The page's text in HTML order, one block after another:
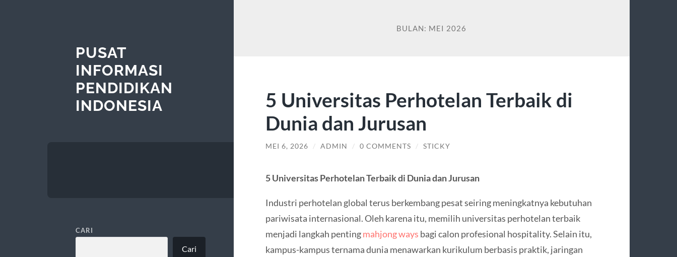
PUSAT
INFORMASI
PENDIDIKAN
INDONESIA
CARI
Cari
BULAN: MEI 2026
5 Universitas Perhotelan Terbaik di
Dunia dan Jurusan
MEI 6, 2026 / ADMIN / 0 COMMENTS / STICKY
5 Universitas Perhotelan Terbaik di Dunia dan Jurusan
Industri perhotelan global terus berkembang pesat seiring meningkatnya kebutuhan
pariwisata internasional. Oleh karena itu, memilih universitas perhotelan terbaik
menjadi langkah pentingmahjong ways bagi calon profesional hospitality. Selain itu,
kampus-kampus ternama dunia menawarkan kurikulum berbasis praktik, jaringan